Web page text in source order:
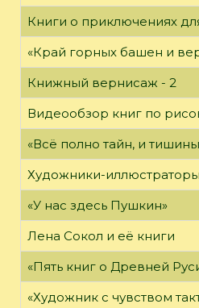
Книги о приключениях
«Край горных башен и
Книжный вернисаж - 2
Видеообзор книг по
«Всё полно тайн, и
Художники-
«У нас здесь Пушкин»
Лена Сокол и её книги
«Пять книг о Древней
«Художник с чувством